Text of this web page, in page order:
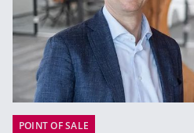
POINT OF SALE